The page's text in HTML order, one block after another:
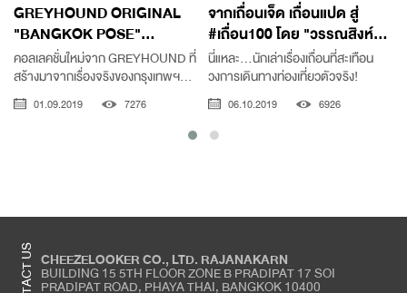
GREYHOUND ORIGINAL
"BANGKOK POSE"...
คอลเลคชั่นใหม่จาก GREYHOUND ที่
สร้างมาจากเรื่องจริงของกรุงเทพฯ...
01.09.2019 7276
จากเถื่อนเจ็ด เถื่อนแปด สู่
#เถื่อน100 โดย "วรรณสิงห์...
นี่แหละ...นักเล่าเรื่องเถื่อนที่สะเทือน
วงการเดินทางท่องเที่ยวตัวจริง!
06.10.2019 6926
CHEEZELOOKER CO., LTD. RAJANAKARN
BUILDING 15 5TH FLOOR ZONE B PRADIPAT 17 SOI
PRADIPAT ROAD, PHAYA THAI, BANGKOK 10400